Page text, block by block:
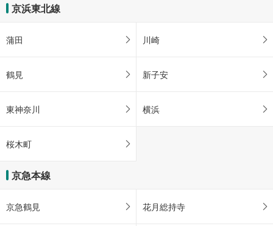
京浜東北線
蒲田 川崎
鶴見 新子安
東神奈川 横浜
桜木町
京急本線
京急鶴見 花月総持寺